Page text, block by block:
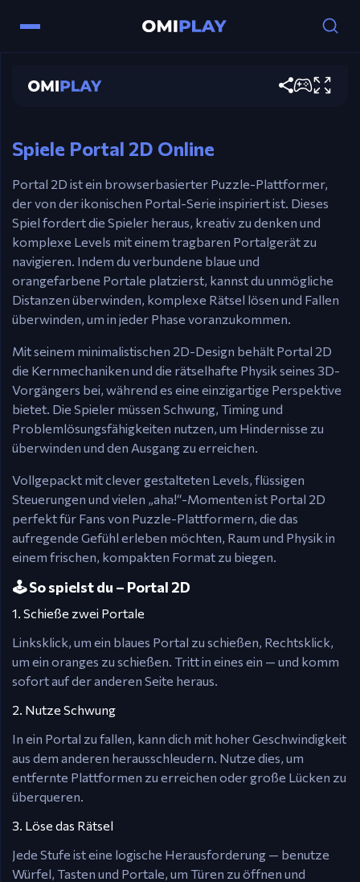
Portal 2D
AD / ⬅️➡️ Pfeile – Bewege dich.
W / ⬆️ Pfeil – Springe.
Maus Rechtsklick – Oranges Portal abfeuern.
Spiele Portal 2D Online
Portal 2D ist ein browserbasierter Puzzle-Plattformer,
der von der ikonischen Portal-Serie inspiriert ist. Dieses
Spiel fordert die Spieler heraus, kreativ zu denken und
komplexe Levels mit einem tragbaren Portalgerät zu
navigieren. Indem du verbundene blaue und
orangefarbene Portale platzierst, kannst du unmögliche
Distanzen überwinden, komplexe Rätsel lösen und Fallen
überwinden, um in jeder Phase voranzukommen.
Mit seinem minimalistischen 2D-Design behält Portal 2D
die Kernmechaniken und die rätselhafte Physik seines 3D-
Vorgängers bei, während es eine einzigartige Perspektive
bietet. Die Spieler müssen Schwung, Timing und
Problemlösungsfähigkeiten nutzen, um Hindernisse zu
überwinden und den Ausgang zu erreichen.
Vollgepackt mit clever gestalteten Levels, flüssigen
Steuerungen und vielen „aha!“-Momenten ist Portal 2D
perfekt für Fans von Puzzle-Plattformern, die das
aufregende Gefühl erleben möchten, Raum und Physik in
einem frischen, kompakten Format zu biegen.
🕹️ So spielst du – Portal 2D
1. Schieße zwei Portale
Linksklick, um ein blaues Portal zu schießen, Rechtsklick,
um ein oranges zu schießen. Tritt in eines ein — und komm
sofort auf der anderen Seite heraus.
2. Nutze Schwung
In ein Portal zu fallen, kann dich mit hoher Geschwindigkeit
aus dem anderen herausschleudern. Nutze dies, um
entfernte Plattformen zu erreichen oder große Lücken zu
überqueren.
3. Löse das Rätsel
Jede Stufe ist eine logische Herausforderung — benutze
Würfel, Tasten und Portale, um Türen zu öffnen und